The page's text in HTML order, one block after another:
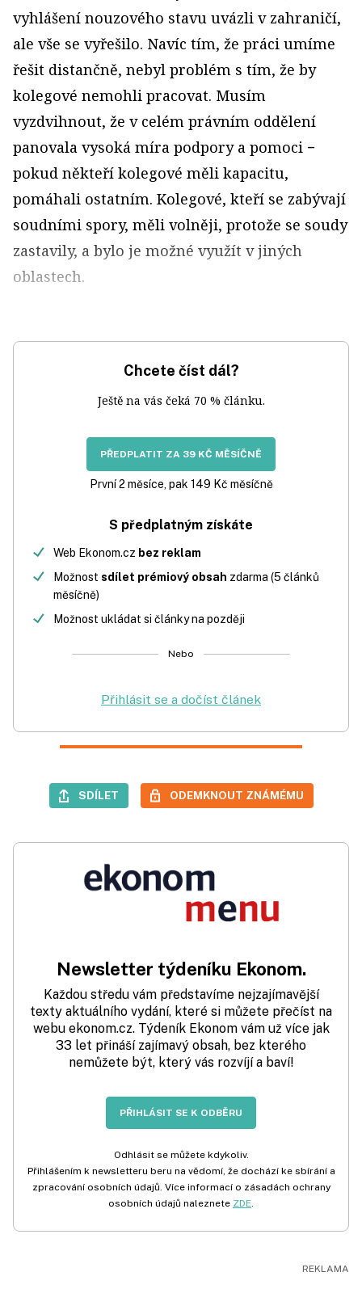
vyhlášení nouzového stavu uvázli v zahraničí,
ale vše se vyřešilo. Navíc tím, že práci umíme
řešit distančně, nebyl problém s tím, že by
kolegové nemohli pracovat. Musím
vyzdvihnout, že v celém právním oddělení
panovala vysoká míra podpory a pomoci −
pokud někteří kolegové měli kapacitu,
pomáhali ostatním. Kolegové, kteří se zabývají
soudními spory, měli volněji, protože se soudy
zastavily, a bylo je možné využít v jiných
oblastech.
Chcete číst dál?
Ještě na vás čeká 70 % článku.
PŘEDPLATIT ZA 39 KČ MĚSÍČNĚ
První 2 měsíce, pak 149 Kč měsíčně
S předplatným získáte
Web Ekonom.cz bez reklam
Možnost sdílet prémiový obsah zdarma (5 článků
měsíčně)
Možnost ukládat si články na později
Nebo
Přihlásit se a dočíst článek
SDÍLET ODEMKNOUT ZNÁMÉMU
Newsletter týdeníku Ekonom.
Každou středu vám představíme nejzajímavější
texty aktuálního vydání, které si můžete přečíst na
webu ekonom.cz. Týdeník Ekonom vám už více jak
33 let přináší zajímavý obsah, bez kterého
nemůžete být, který vás rozvíjí a baví!
PŘIHLÁSIT SE K ODBĚRU
Odhlásit se můžete kdykoliv.
Přihlášením k newsletteru beru na vědomí, že dochází ke sbírání a
zpracování osobních údajů. Více informací o zásadách ochrany
osobních údajů naleznete ZDE.